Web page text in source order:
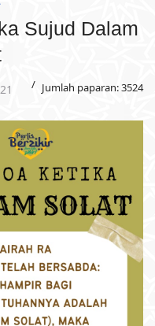
Sujud Dalam
Jumlah paparan: 3524